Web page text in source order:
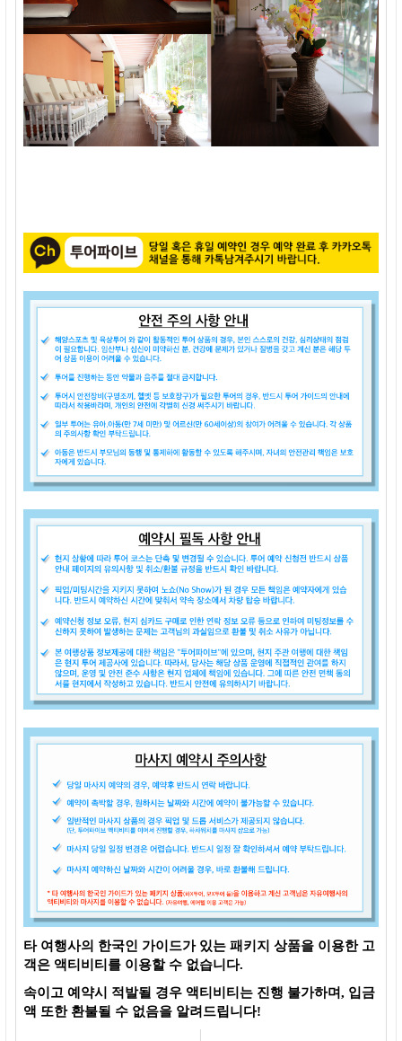
타 여행사의 한국인 가이드가 있는 패키지 상품을 이용한 고
객은 액티비티를 이용할 수 없습니다.
속이고 예약시 적발될 경우 액티비티는 진행 불가하며, 입금
액 또한 환불될 수 없음을 알려드립니다!